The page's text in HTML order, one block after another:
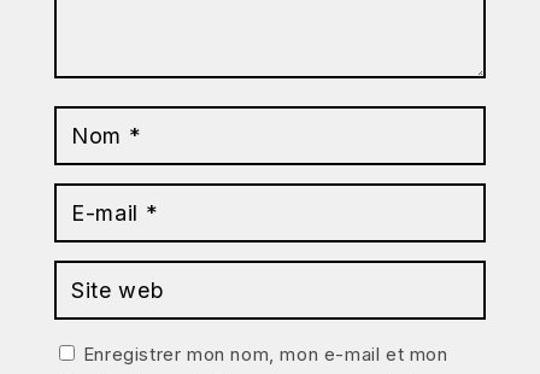
Enregistrer mon nom, mon e-mail et mon